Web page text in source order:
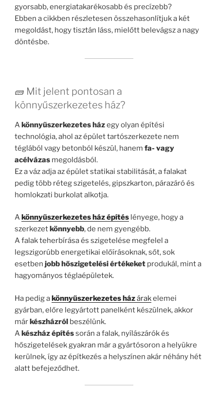
gyorsabb, energiatakarékosabb és precízebb?
Ebben a cikkben részletesen összehasonlítjuk a két
megoldást, hogy tisztán láss, mielőtt belevágsz a nagy
döntésbe.
🧱 Mit jelent pontosan a
könnyűszerkezetes ház?
Akönnyűszerkezetes házegy olyan építési
technológia, ahol az épület tartószerkezete nem
téglából vagy betonból készül, hanem fa- vagy
acélvázas megoldásból.
Ez a váz adja az épület statikai stabilitását, a falakat
pedig több réteg szigetelés, gipszkarton, párazáró és
homlokzati burkolat alkotja.
A könnyűszerkezetes ház építés lényege, hogy a
szerkezet könnyebb, de nem gyengébb.
A falak teherbírása és szigetelése megfelel a
legszigorúbb energetikai előírásoknak, sőt, sok
esetben jobb hőszigetelési értékeket produkál, mint a
hagyományos téglaépületek.
Ha pedig akönnyűszerkezetes házárakelemei
gyárban, előre legyártott panelként készülnek, akkor
márkészházról beszélünk.
Akészház építéssorán a falak, nyílászárók és
hőszigetelések gyakran már a gyártósoron a helyükre
kerülnek, így az építkezés a helyszínen akár néhány hét
alatt befejeződhet.